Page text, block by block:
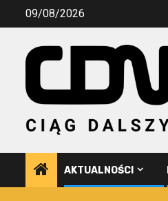
Przejdź09/08/2026
AKTUALNOŚCI